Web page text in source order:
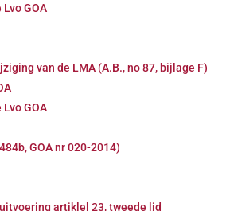
GOA
van de LMA (A.B., no 87, bijlage F)
GOA
GOA nr 020-2014)
artiklel 23, tweede lid